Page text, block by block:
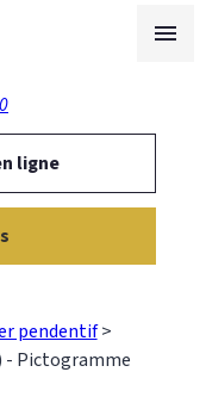
menu
ligne
pendentif>
- Pictogramme